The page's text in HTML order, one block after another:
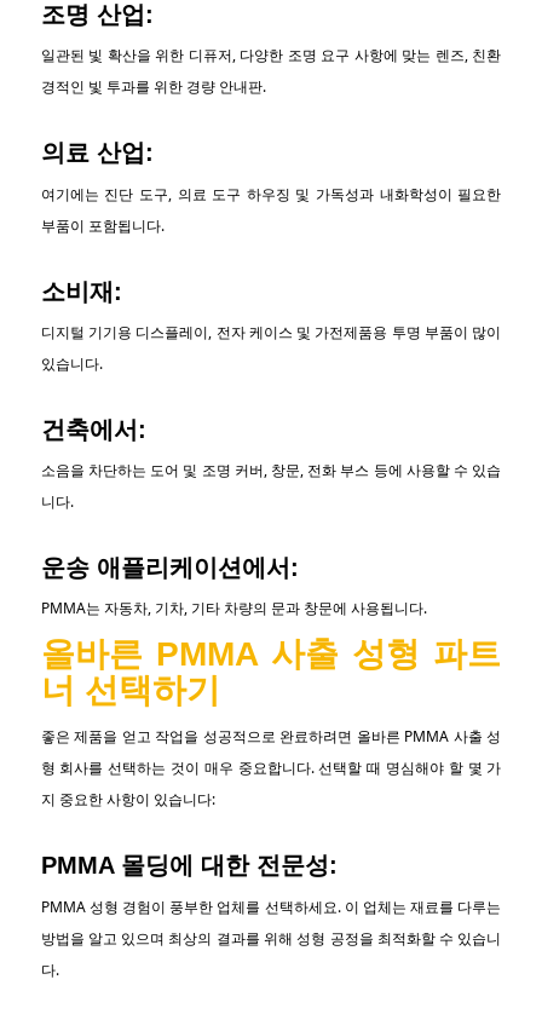
조명 산업:
일관된 빛 확산을 위한 디퓨저, 다양한 조명 요구 사항에 맞는 렌즈, 친환
경적인 빛 투과를 위한 경량 안내판.
의료 산업:
여기에는 진단 도구, 의료 도구 하우징 및 가독성과 내화학성이 필요한
부품이 포함됩니다.
소비재:
디지털 기기용 디스플레이, 전자 케이스 및 가전제품용 투명 부품이 많이
있습니다.
건축에서:
소음을 차단하는 도어 및 조명 커버, 창문, 전화 부스 등에 사용할 수 있습
니다.
운송 애플리케이션에서:
PMMA는 자동차, 기차, 기타 차량의 문과 창문에 사용됩니다.
올바른 PMMA 사출 성형 파트
너 선택하기
좋은 제품을 얻고 작업을 성공적으로 완료하려면 올바른 PMMA 사출 성
형 회사를 선택하는 것이 매우 중요합니다. 선택할 때 명심해야 할 몇 가
지 중요한 사항이 있습니다:
PMMA 몰딩에 대한 전문성:
PMMA 성형 경험이 풍부한 업체를 선택하세요. 이 업체는 재료를 다루는
방법을 알고 있으며 최상의 결과를 위해 성형 공정을 최적화할 수 있습니
다.